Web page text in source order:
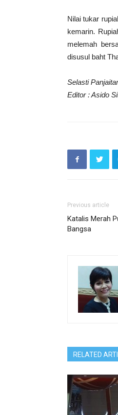
Nilai tukar
kemarin.
melemah
disusul baht
Selasti
Editor : Asido
Previous article
Katalis Merah
Bangsa
RELATED